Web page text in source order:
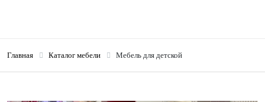
Главная Каталог мебели Мебель для детской